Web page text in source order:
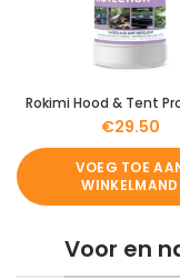
Rokimi Hood & Tent
€29.50
VOEG TOE
WINKELMAND
Voor en